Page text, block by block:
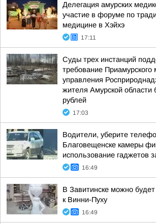
Делегация амурских
участие в форуме по
медицине в Хэйхэ
17:11
Суды трех инстанций
требование Приамурского
управления
жителя Амурской области
рублей
17:03
Водители, уберите
Благовещенске камеры
использование гаджетов
16:49
В Завитинске можно будет
к Винни-Пуху
16:49